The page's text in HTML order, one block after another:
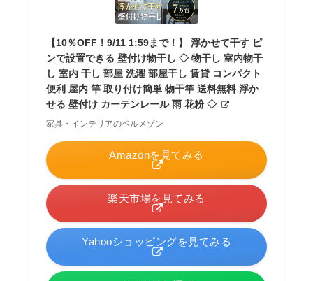
【10％OFF！9/11 1:59まで！】 浮かせて干す ピ
ンで設置できる 壁付け物干し ◇ 物干し 室内物干
し 室内 干し 部屋 洗濯 部屋干し 賃貸 コンパクト
便利 屋内 竿 取り付け簡単 物干竿 送料無料 浮か
せる 壁付け カーテンレール 雨 花粉 ◇
家具・インテリアのベルメゾン
Amazonを見てみる
楽天市場を見てみる
Yahooショッピングを見てみる